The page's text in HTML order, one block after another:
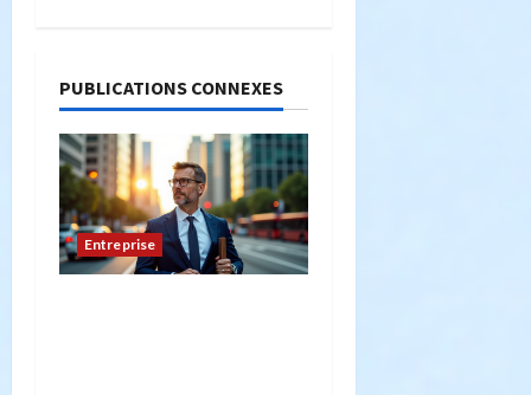
’
a
r
t
i
PUBLICATIONS CONNEXES
Entreprise